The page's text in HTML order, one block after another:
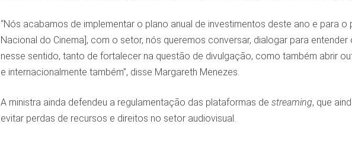
“Nós acabamos de implementar o plano anual de investimentos deste ano e para
Nacional do Cinema], com o setor, nós queremos conversar, dialogar para
nesse sentido, tanto de fortalecer na questão de divulgação, como também abrir
e internacionalmente também”, disse Margareth Menezes.
A ministra ainda defendeu a regulamentação das plataformas de streaming, que
evitar perdas de recursos e direitos no setor audiovisual.